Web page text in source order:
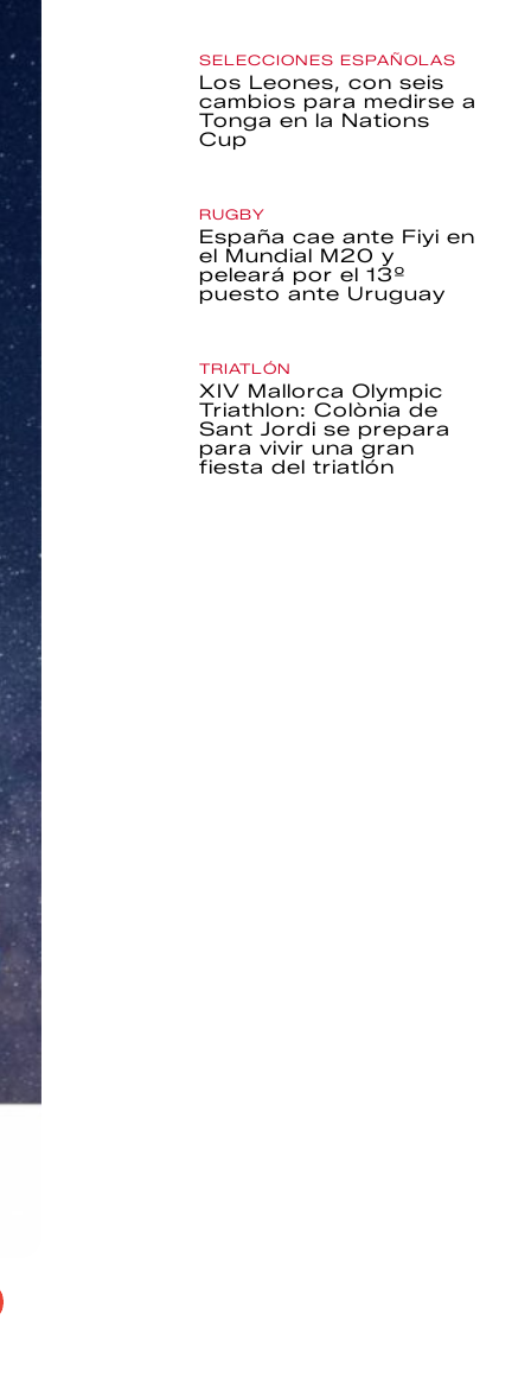
SELECCIONES ESPAÑOLAS
Los Leones, con seis
cambios para medirse a
Tonga en la Nations
Cup
RUGBY
España cae ante Fiyi en
el Mundial M20 y
peleará por el 13º
puesto ante Uruguay
TRIATLÓN
XIV Mallorca Olympic
Triathlon: Colònia de
Sant Jordi se prepara
para vivir una gran
fiesta del triatlón